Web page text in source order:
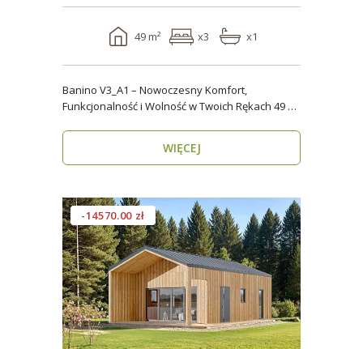
49 m² x3 x1
Banino V3_A1 – Nowoczesny Komfort,
Funkcjonalność i Wolność w Twoich Rękach 49 m²
WIĘCEJ
-14570.00 zł